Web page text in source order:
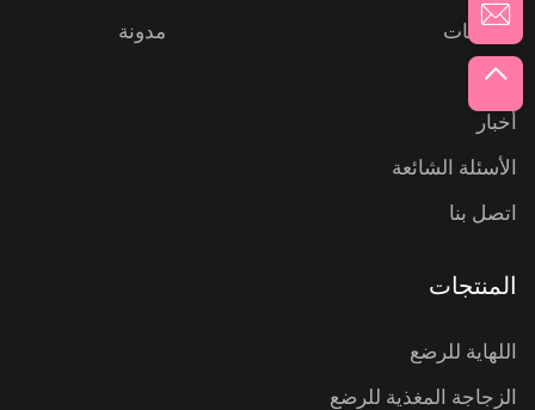
المنتجات
عنّا
أخبار
الأسئلة الشائعة
اتصل بنا
مدونة
المنتجات
اللهاية للرضع
الزجاجة المغذية للرضع